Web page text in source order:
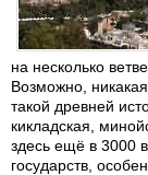
на несколько
Возможно,
такой древней
кикладская,
здесь ещё в 3000
государств,